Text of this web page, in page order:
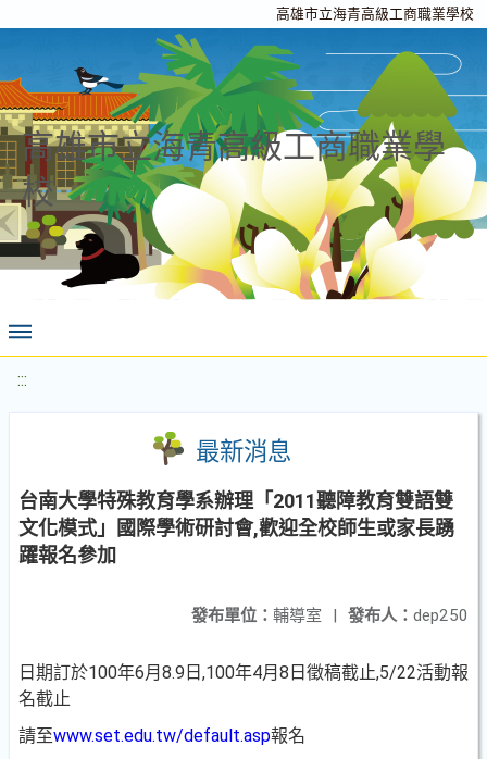
高雄市立海青高級工商職業學校
高雄市立海青高級工商職業學
校
:::
最新消息
台南大學特殊教育學系辦理「2011聽障教育雙語雙
文化模式」國際學術研討會,歡迎全校師生或家長踴
躍報名參加
發布人： dep250
發布單位： 輔導室 |
日期訂於100年6月8.9日,100年4月8日徵稿截止,5/22活動報
名截止
請至www.set.edu.tw/default.asp報名